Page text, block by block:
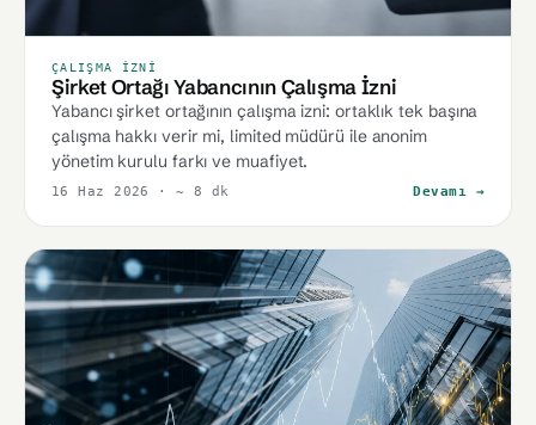
ÇALIŞMA İZNI
Şirket Ortağı Yabancının Çalışma İzni
Yabancı şirket ortağının çalışma izni: ortaklık tek başına
çalışma hakkı verir mi, limited müdürü ile anonim
yönetim kurulu farkı ve muafiyet.
16 Haz 2026 · ~ 8 dk Devamı →